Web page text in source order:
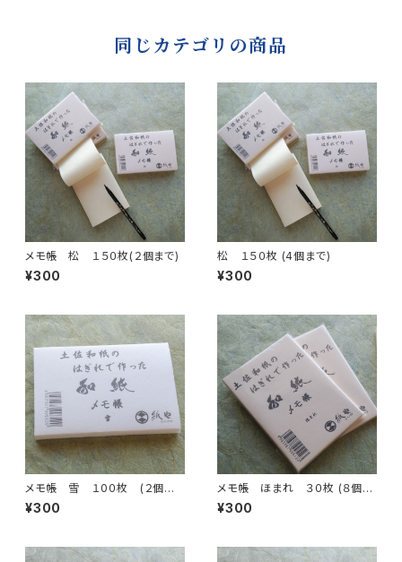
同じカテゴリの商品
メモ帳 松 １５０枚(２個まで)
¥300
松 １５０枚 (4個まで)
¥300
メモ帳 雪 １0０枚 (２個ま
で)
¥300
メモ帳 ほまれ ３０枚 (８個ま
で)
¥300